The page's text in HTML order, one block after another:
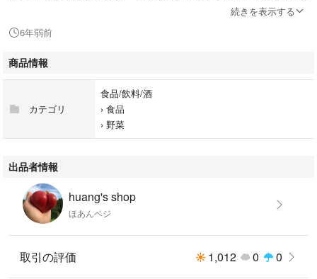
土で育ててますので、トマトにそれぞれ個性があり、酸味とみずみずしさ
の昔ながらのトマト味やほんのり甘みのあるものなど様々です。
がっつり甘いトマトをお求めの方はご遠慮ください。
訳ありカラフル2キロ常温送料込み
なります。
前にコメントをお願いいたします。
お手数ですが、ご購入後すぐにお電話番号とご希望のお届け時間帯がござ
ご希望のお届け時間帯は以下の通りです。
続きを表示する
6年弱前
商品情報
カテゴリ
食品/飲料/酒
› 食品
› 野菜
出品者情報
huang's shop
ほあんベジ
取引の評価 1,012 0 0